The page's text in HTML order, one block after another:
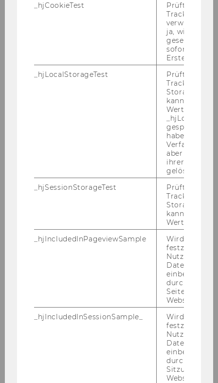
_hjCookieTest
Prüft, ob der
Tracking
verwenden
ja, wird ein
gesetzt. Wird
sofort nach
Erstellung
_hjLocalStorageTest
Prüft, ob der
Tracking
Storage
kann. Wenn
Wert 1
haben keine
Verfallszeit,
aber fast
ihrer
gelöscht.
_hjSessionStorageTest
Prüft, ob der
Tracking
Storage
kann. Wenn
Wert von 1
_hjIncludedInPageviewSample
Wird gesetzt,
festzustellen,
Nutzer in die
einbezogen
durch das
Website
_hjIncludedInSessionSample_
Wird gesetzt,
festzustellen,
Nutzer in die
einbezogen
durch das
Sitzungslimit
Website